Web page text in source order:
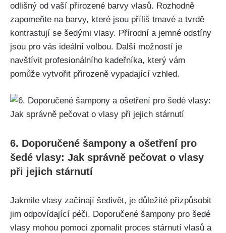
odlišný od vaší přirozené barvy vlasů. Rozhodně
zapomeňte na barvy, které⁣ jsou příliš tmavé a tvrdě
kontrastují se ⁣šedými vlasy. Přírodní⁣ a jemné odstíny
jsou pro vás ideální volbou. Další možností je
navštívit profesionálního kadeřníka, který vám
pomůže vytvořit přirozeně vypadající vzhled.
6. Doporučené šampony ⁢a ošetření pro
šedé vlasy: Jak​ správně pečovat o vlasy
při jejich stárnutí
Jakmile vlasy‌ začínají ​šedivět, je důležité přizpůsobit
jim ​odpovídající péči.​ Doporučené ‌šampony pro šedé
vlasy mohou ‌pomoci zpomalit proces stárnutí vlasů a